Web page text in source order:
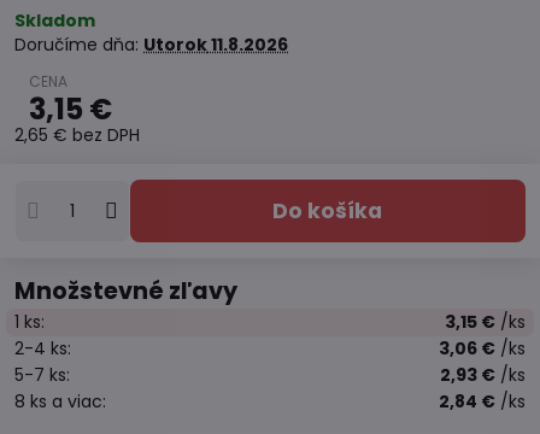
Skladom
Doručíme dňa: Utorok11.8.2026
3,15 €
2,65 € bez DPH
Do košíka
Množstevné zľavy
1 ks: 3,15 € /ks
2-4 ks: 3,06 € /ks
5-7 ks: 2,93 € /ks
8 ks a viac: 2,84 € /ks